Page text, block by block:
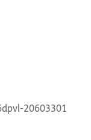
20603301